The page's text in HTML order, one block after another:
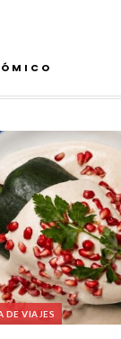
DE VIAJES